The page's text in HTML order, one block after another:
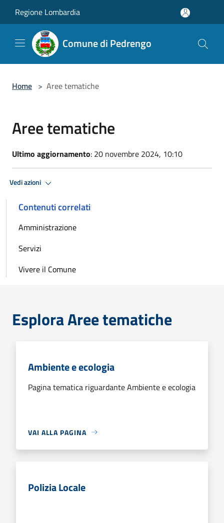
Regione Lombardia
Comune di Pedrengo
Home > Aree tematiche
Aree tematiche
Ultimo aggiornamento: 20 novembre 2024, 10:10
Vedi azioni
Contenuti correlati
Amministrazione
Servizi
Vivere il Comune
Esplora Aree tematiche
Ambiente e ecologia
Pagina tematica riguardante Ambiente e ecologia
VAI ALLA PAGINA
Polizia Locale